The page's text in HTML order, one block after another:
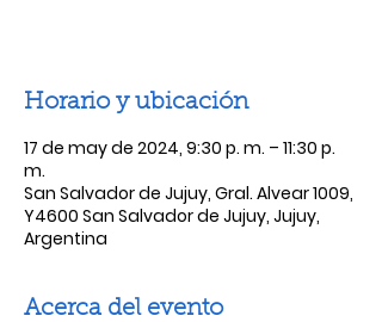
Horario y ubicación
17 de may de 2024, 9:30 p. m. – 11:30 p.
m.
San Salvador de Jujuy, Gral. Alvear 1009,
Y4600 San Salvador de Jujuy, Jujuy,
Argentina
Acerca del evento